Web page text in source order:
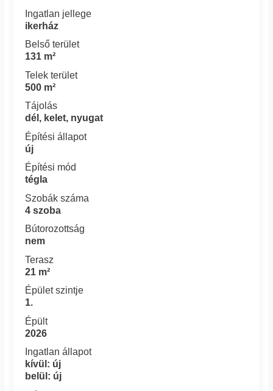
Ingatlan jellege
ikerház
Belső terület
131 m²
Telek terület
500 m²
Tájolás
dél, kelet, nyugat
Építési állapot
új
Építési mód
tégla
Szobák száma
4 szoba
Bútorozottság
nem
Terasz
21 m²
Épület szintje
1.
Épült
2026
Ingatlan állapot
kívül: új
belül: új